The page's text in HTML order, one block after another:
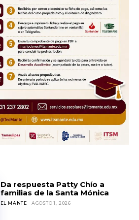
Sing up for our newsletter
to stay in the loop.
SUBSCRIBE
Da respuesta Patty Chío a
familias de la Santa Mónica
EL MANTE AGOSTO 1, 2026